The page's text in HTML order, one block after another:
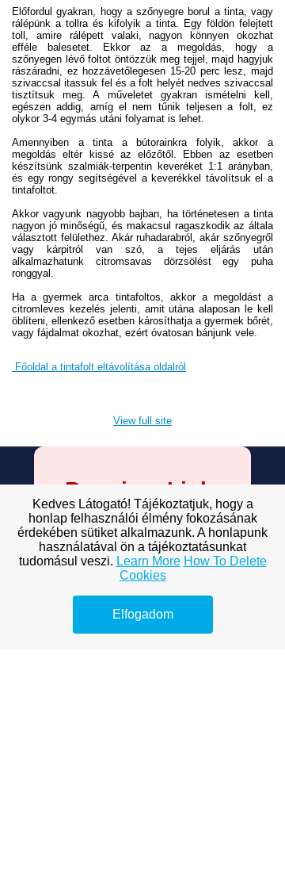
Előfordul gyakran, hogy a szőnyegre borul a tinta, vagy
rálépünk a tollra és kifolyik a tinta. Egy földön felejtett
toll, amire rálépett valaki, nagyon könnyen okozhat
efféle balesetet. Ekkor az a megoldás, hogy a
szőnyegen lévő foltot öntözzük meg tejjel, majd hagyjuk
rászáradni, ez hozzávetőlegesen 15-20 perc lesz, majd
szivaccsal itassuk fel és a folt helyét nedves szivaccsal
tisztítsuk meg. A műveletet gyakran ismételni kell,
egészen addig, amíg el nem tűnik teljesen a folt, ez
olykor 3-4 egymás utáni folyamat is lehet.
Amennyiben a tinta a bútorainkra folyik, akkor a
megoldás eltér kissé az előzőtől. Ebben az esetben
készítsünk szalmiák-terpentin keveréket 1:1 arányban,
és egy rongy segítségével a keverékkel távolítsuk el a
tintafoltot.
Akkor vagyunk nagyobb bajban, ha történetesen a tinta
nagyon jó minőségű, és makacsul ragaszkodik az általa
választott felülethez. Akár ruhadarabról, akár szőnyegről
vagy kárpitról van szó, a tejes eljárás után
alkalmazhatunk citromsavas dörzsölést egy puha
ronggyal.
Ha a gyermek arca tintafoltos, akkor a megoldást a
citromleves kezelés jelenti, amit utána alaposan le kell
öblíteni, ellenkező esetben károsíthatja a gyermek bőrét,
vagy fájdalmat okozhat, ezért óvatosan bánjunk vele.
Főoldal a tintafolt eltávolítása oldalról
View full site
Premium Link-
Building
Services
Explore premium link-building
Kedves Látogató! Tájékoztatjuk, hogy a
honlap felhasználói élmény fokozásának
érdekében sütiket alkalmazunk. A honlapunk
használatával ön a tájékoztatásunkat
tudomásul veszi. Learn More How To Delete
Cookies
Elfogadom